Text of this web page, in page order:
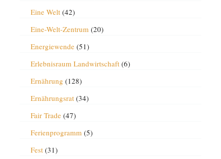
Eine Welt(42)
Eine-Welt-Zentrum (20)
Energiewende(51)
Erlebnisraum Landwirtschaft(6)
Ernährung (128)
Ernährungsrat(34)
Fair Trade(47)
Ferienprogramm (5)
Fest(31)